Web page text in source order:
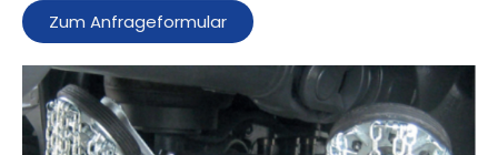
Zum Anfrageformular